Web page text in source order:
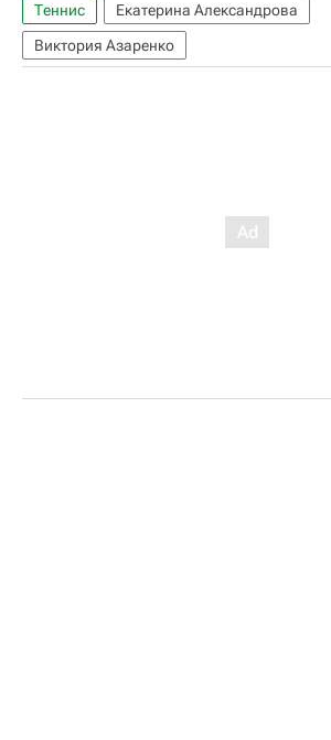
Теннис
Екатерина Александрова
Виктория Азаренко